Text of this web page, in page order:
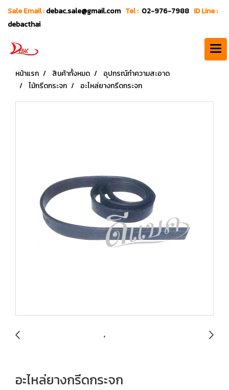
Sale Email :debac.sale@gmail.com Tel : 02-976-7988 ID Line :
debacthai
หน้าแรก สินค้าทั้งหมด
อุปกรณ์ทำความสะอาด
ไม้กรีดกระจก
อะไหล่ยางกรีดกระจก
อะไหล่ยางกรีดกระจก